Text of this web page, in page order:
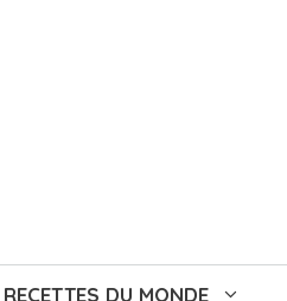
RECETTES DU MONDE